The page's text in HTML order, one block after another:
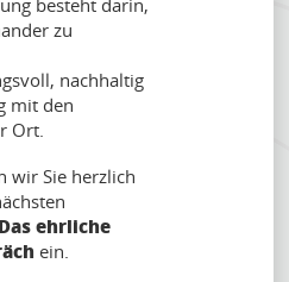
zu
nachhaltig
mit den
Ort.
wir Sie herzlich
Das ehrliche
ein.